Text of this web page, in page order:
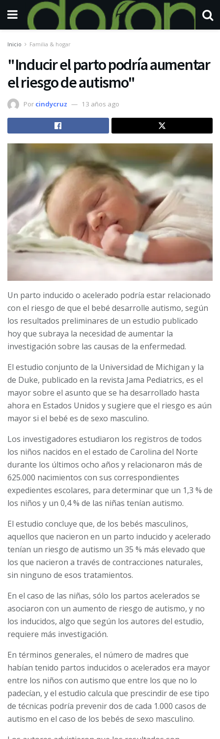
Inicio Familia & hogar
"Inducir el parto podría aumentar
el riesgo de autismo"
Por cindycruz 13 años ago
Un parto inducido o acelerado podría estar relacionado
con el riesgo de que el bebé desarrolle autismo, según
los resultados preliminares de un estudio publicado
hoy que subraya la necesidad de aumentar la
investigación sobre las causas de la enfermedad.
El estudio conjunto de la Universidad de Michigan y la
de Duke, publicado en la revista Jama Pediatrics, es el
mayor sobre el asunto que se ha desarrollado hasta
ahora en Estados Unidos y sugiere que el riesgo es aún
mayor si el bebé es de sexo masculino.
Los investigadores estudiaron los registros de todos
los niños nacidos en el estado de Carolina del Norte
durante los últimos ocho años y relacionaron más de
625.000 nacimientos con sus correspondientes
expedientes escolares, para determinar que un 1,3 % de
los niños y un 0,4 % de las niñas tenían autismo.
El estudio concluye que, de los bebés masculinos,
aquellos que nacieron en un parto inducido y acelerado
tenían un riesgo de autismo un 35 % más elevado que
los que nacieron a través de contracciones naturales,
sin ninguno de esos tratamientos.
En el caso de las niñas, sólo los partos acelerados se
asociaron con un aumento de riesgo de autismo, y no
los inducidos, algo que según los autores del estudio,
requiere más investigación.
En términos generales, el número de madres que
habían tenido partos inducidos o acelerados era mayor
entre los niños con autismo que entre los que no lo
padecían, y el estudio calcula que prescindir de ese tipo
de técnicas podría prevenir dos de cada 1.000 casos de
autismo en el caso de los bebés de sexo masculino.